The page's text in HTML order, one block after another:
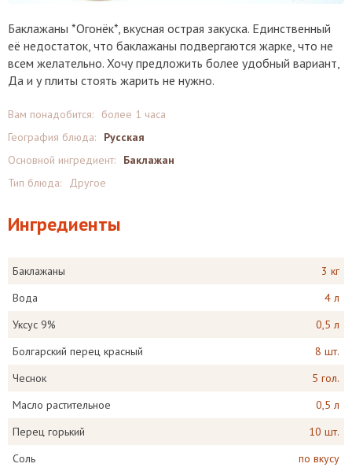
Баклажаны *Огонёк*, вкусная острая закуска. Единственный
её недостаток, что баклажаны подвергаются жарке, что не
всем желательно. Хочу предложить более удобный вариант,
Да и у плиты стоять жарить не нужно.
Вам понадобится:
более 1 часа
География блюда:
Русская
Основной ингредиент:
Баклажан
Тип блюда:
Другое
Ингредиенты
Баклажаны
3 кг
Вода
4 л
Уксус 9%
0,5 л
Болгарский перец красный
8 шт.
Чеснок
5 гол.
Масло растительное
0,5 л
Перец горький
10 шт.
Соль
по вкусу